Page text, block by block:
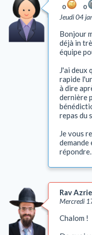
0 0
Jeudi 04
Bonjour
déjà in
équipe
J'ai deux
rapide
à dire
dernière
repas du
Je vous
demande
répondre.
Rav
Mercredi
Chalom !